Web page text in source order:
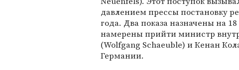
давлением прессы постановку
года. Два показа назначены на
намерены прийти министр
(Wolfgang Schaeuble) и Кенан
Германии.